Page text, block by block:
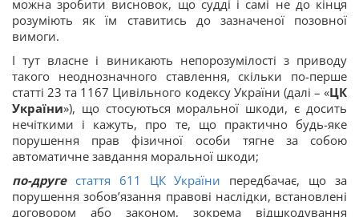
можна зробити висновок, що судді і самі не до кінця
розуміють як їм ставитись до зазначеної позовної
вимоги.
І тут власне і виникають непорозумілості з приводу
такого неоднозначного ставлення, скільки по-перше
статті 23 та 1167 Цивільного кодексу України (далі – «ЦК
України»), що стосуються моральної шкоди, є досить
нечіткими і кажуть, про те, що практично будь-яке
порушення прав фізичної особи тягне за собою
автоматичне завдання моральної шкоди;
по-друге стаття 611 ЦК України передбачає, що за
порушення зобов’язання правові наслідки, встановлені
договором або законом, зокрема відшкодування